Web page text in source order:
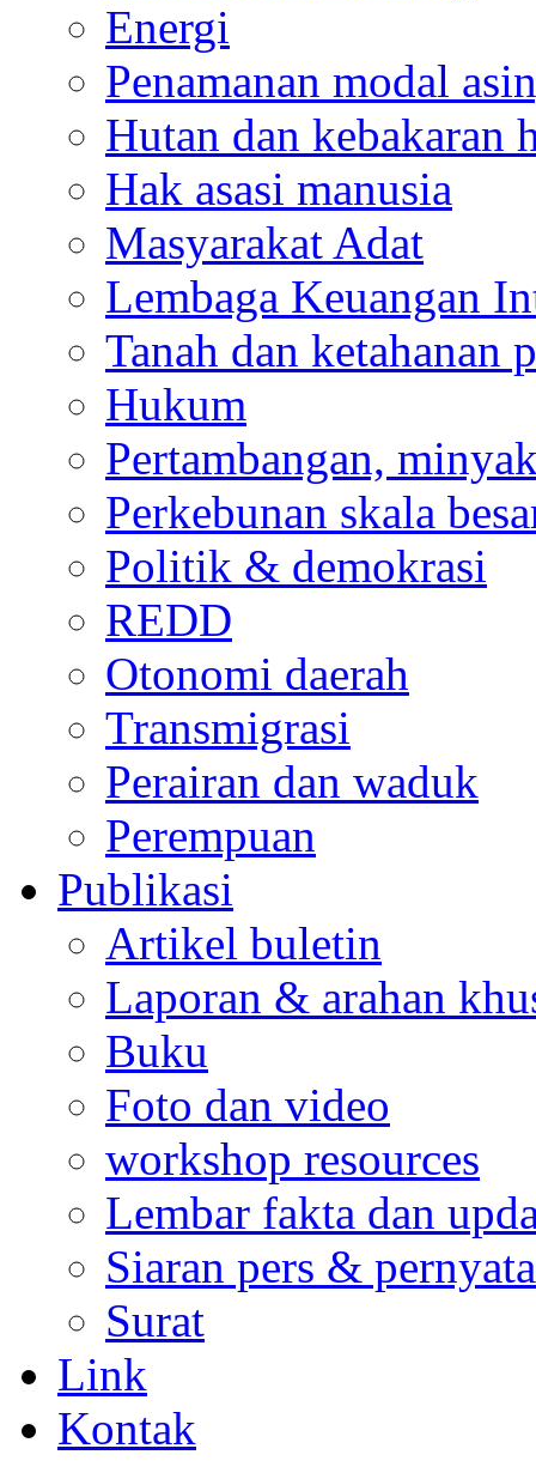
Energi
Penamanan modal
Hutan dan kebakaran
Hak asasi manusia
Masyarakat Adat
Lembaga Keuangan
Tanah dan ketahanan
Hukum
Pertambangan,
Perkebunan skala
Politik & demokrasi
REDD
Otonomi daerah
Transmigrasi
Perairan dan waduk
Perempuan
Publikasi
Artikel buletin
Laporan & arahan
Buku
Foto dan video
workshop resources
Lembar fakta dan
Siaran pers &
Surat
Link
Kontak